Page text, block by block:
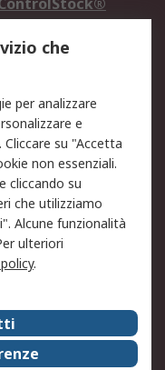
ControlStock®
Privacy -
d'uso
generali di
che
per analizzare
e
su "Accetta
non essenziali.
cliccando su
che utilizziamo
Alcune funzionalità
ulteriori
.